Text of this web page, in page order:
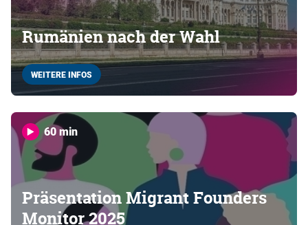
Rumänien nach der Wahl
WEITERE INFOS
60 min
Präsentation Migrant Founders
Monitor 2025